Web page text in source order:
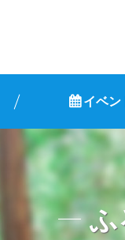
イベン
ふ